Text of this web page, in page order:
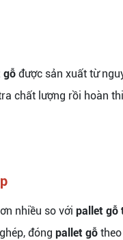
gỗ được sản xuất từ
chất lượng rồi hoàn
nhiều so với pallet gỗ
đóng pallet gỗ